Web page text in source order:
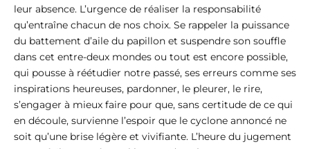
leur absence. L’urgence de réaliser la responsabilité
qu’entraîne chacun de nos choix. Se rappeler la puissance
du battement d’aile du papillon et suspendre son souffle
dans cet entre-deux mondes ou tout est encore possible,
qui pousse à réétudier notre passé, ses erreurs comme ses
inspirations heureuses, pardonner, le pleurer, le rire,
s’engager à mieux faire pour que, sans certitude de ce qui
en découle, survienne l’espoir que le cyclone annoncé ne
soit qu’une brise légère et vivifiante. L’heure du jugement